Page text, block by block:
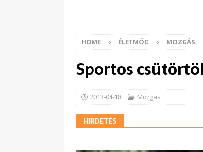
HOME ÉLETMÓD MOZGÁS
Sportos
2013-04-18 Mozgás
HIRDETÉS